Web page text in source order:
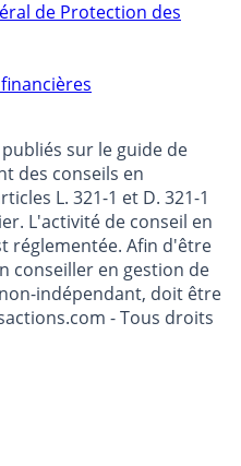
de Protection des
sur le guide de
des conseils en
L. 321-1 et D. 321-1
L'activité de conseil en
réglementée. Afin d'être
conseiller en gestion de
indépendant, doit être
- Tous droits